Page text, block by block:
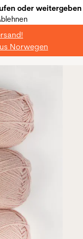
oder weitergeben
Norwegen